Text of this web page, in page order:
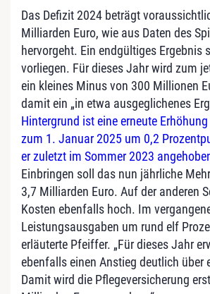
Das Defizit 2024 beträgt
Milliarden Euro, wie aus Daten des
hervorgeht. Ein endgültiges Ergebnis
vorliegen. Für dieses Jahr wird zum
ein kleines Minus von 300 Millionen
damit ein „in etwa ausgeglichenes
Hintergrund ist eine erneute
zum 1. Januar 2025 um 0,2
er zuletzt im Sommer 2023
Einbringen soll das nun jährliche
3,7 Milliarden Euro. Auf der anderen
Kosten ebenfalls hoch. Im
Leistungsausgaben um rund elf
erläuterte Pfeiffer. „Für dieses Jahr
ebenfalls einen Anstieg deutlich über
Damit wird die Pflegeversicherung